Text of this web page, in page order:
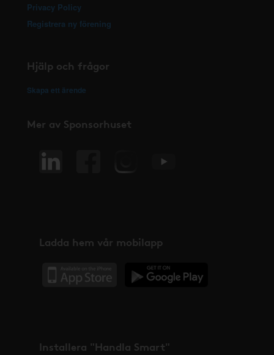
Privacy Policy
Registrera ny förening
Hjälp och frågor
Skapa ett ärende
Mer av Sponsorhuset
Ladda hem vår mobilapp
Installera "Handla Smart"